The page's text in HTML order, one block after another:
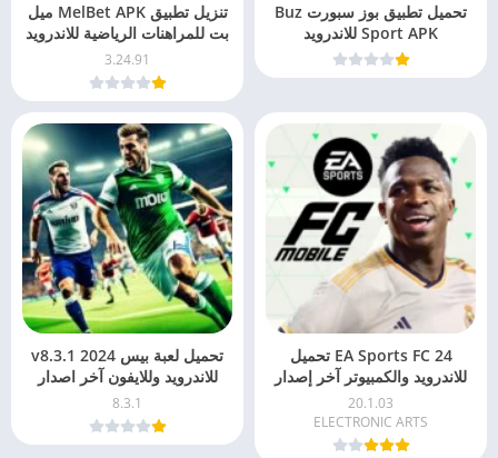
تحميل تطبيق بوز سبورت Buz
Sport APK للاندرويد
تنزيل تطبيق MelBet APK ميل
بت للمراهنات الرياضية للاندرويد
وللآيفون
3.24.91
EA Sports FC 24 تحميل
للاندرويد والكمبيوتر آخر إصدار
20.1.03
ELECTRONIC ARTS
تحميل لعبة بيس 2024 v8.3.1
للاندرويد وللايفون آخر اصدار
8.3.1